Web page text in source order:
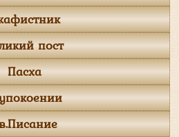
пост
Пасха